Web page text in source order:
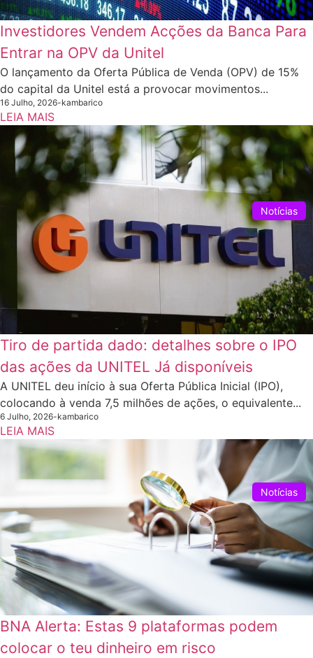
Investidores Vendem Acções da Banca Para
Entrar na OPV da Unitel
O lançamento da Oferta Pública de Venda (OPV) de 15%
do capital da Unitel está a provocar movimentos...
16 Julho, 2026-kambarico
LEIA MAIS
Notícias
Tiro de partida dado: detalhes sobre o IPO
das ações da UNITEL Já disponíveis
A UNITEL deu início à sua Oferta Pública Inicial (IPO),
colocando à venda 7,5 milhões de ações, o equivalente...
6 Julho, 2026-kambarico
LEIA MAIS
Notícias
BNA Alerta: Estas 9 plataformas podem
colocar o teu dinheiro em risco